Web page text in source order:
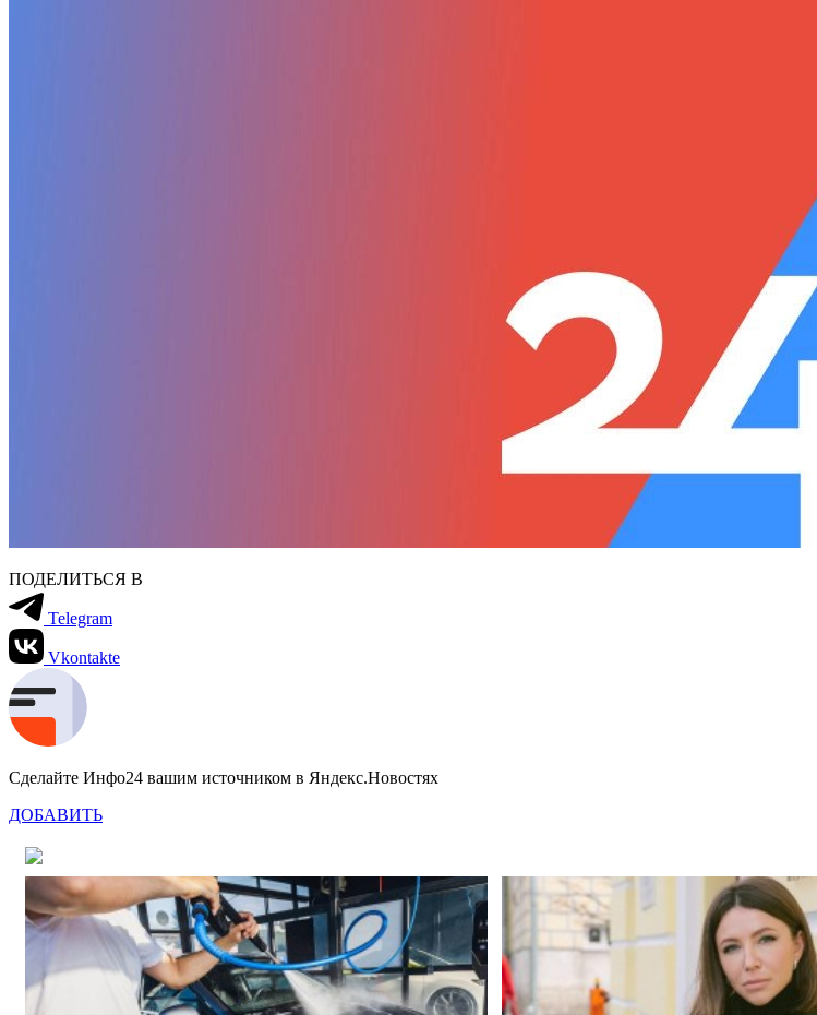
ПОДЕЛИТЬСЯ В
Telegram
Vkontakte
Сделайте Инфо24 вашим источником в Яндекс.Новостях
ДОБАВИТЬ